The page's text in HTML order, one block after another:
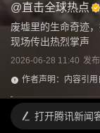
@直击全球热点
废墟里的生命奇迹
现场传出热烈掌声
2026-06-28 11:40 发
作者声明：内容引
打开腾讯新闻